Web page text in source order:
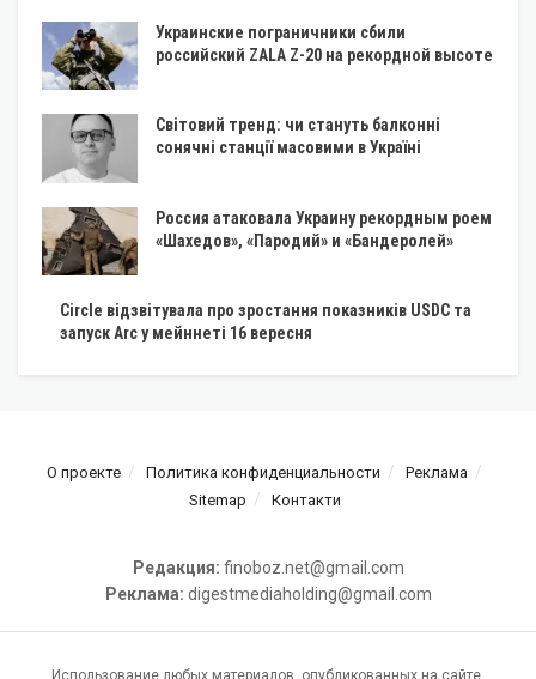
Украинские пограничники сбили
российский ZALA Z-20 на рекордной высоте
Світовий тренд: чи стануть балконні
сонячні станції масовими в Україні
Россия атаковала Украину рекордным роем
«Шахедов», «Пародий» и «Бандеролей»
Circle відзвітувала про зростання показників USDC та
запуск Arc у мейннеті 16 вересня
О проекте Политика конфиденциальности
Реклама
Sitemap
Контакти
Редакция: finoboz.net@gmail.com
Реклама: digestmediaholding@gmail.com
Использование любых материалов, опубликованных на сайте,